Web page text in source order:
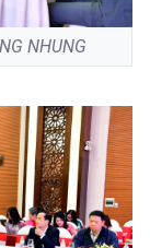
NHUNG